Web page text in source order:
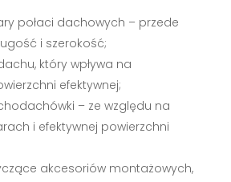
połaci dachowych – przede
i szerokość;
który wpływa na
efektywnej;
– ze względu na
i efektywnej powierzchni
akcesoriów montażowych,